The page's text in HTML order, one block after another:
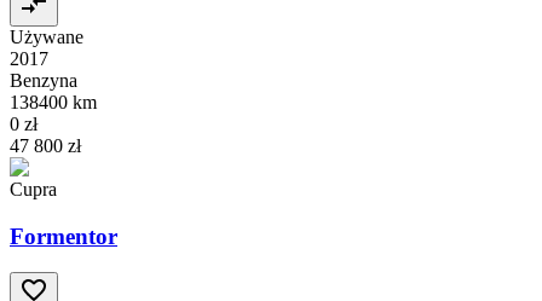
Używane
2017
Benzyna
138400 km
0 zł
47 800 zł
Cupra
Formentor